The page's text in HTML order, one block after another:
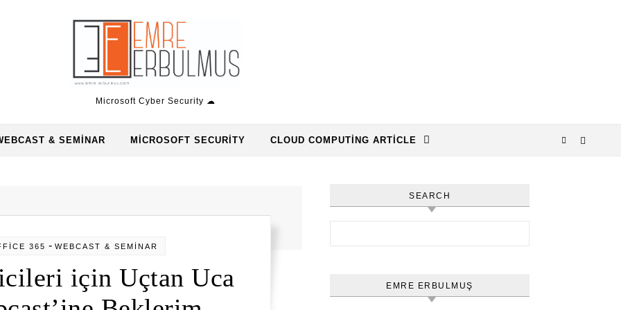
Microsoft Cyber Security ☁
& SEMINAR MICROSOFT SECURITY CLOUD COMPUTING ARTICLE
365 -WEBCAST & SEMİNAR
için Uçtan Uca
SEARCH
EMRE ERBULMUŞ